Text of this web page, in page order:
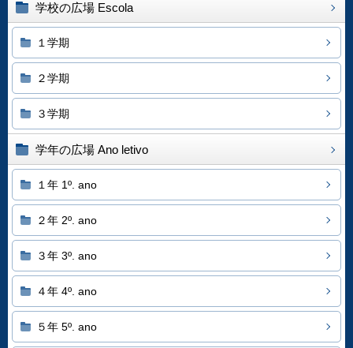
学校の広場 Escola
１学期
２学期
３学期
学年の広場 Ano letivo
１年 1º. ano
２年 2º. ano
３年 3º. ano
４年 4º. ano
５年 5º. ano